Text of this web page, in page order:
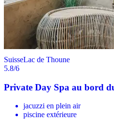
SuisseLac de Thoune
5.8/6
Private Day Spa au bord
jacuzzi en plein air
piscine extérieure